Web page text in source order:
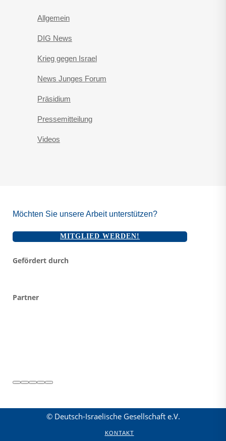
Allgemein
DIG News
Krieg gegen Israel
News Junges Forum
Präsidium
Pressemitteilung
Videos
Möchten Sie unsere Arbeit unterstützen?
MITGLIED WERDEN!
Gefördert durch
Partner
© Deutsch-Israelische Gesellschaft e.V.
KONTAKT